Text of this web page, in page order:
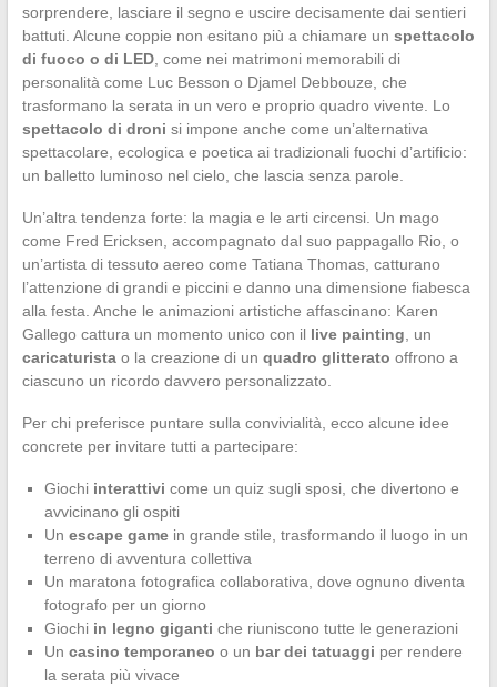
sorprendere, lasciare il segno e uscire decisamente dai sentieri
battuti. Alcune coppie non esitano più a chiamare un spettacolo
di fuoco o di LED, come nei matrimoni memorabili di
personalità come Luc Besson o Djamel Debbouze, che
trasformano la serata in un vero e proprio quadro vivente. Lo
spettacolo di droni si impone anche come un’alternativa
spettacolare, ecologica e poetica ai tradizionali fuochi d’artificio:
un balletto luminoso nel cielo, che lascia senza parole.
Un’altra tendenza forte: la magia e le arti circensi. Un mago
come Fred Ericksen, accompagnato dal suo pappagallo Rio, o
un’artista di tessuto aereo come Tatiana Thomas, catturano
l’attenzione di grandi e piccini e danno una dimensione fiabesca
alla festa. Anche le animazioni artistiche affascinano: Karen
Gallego cattura un momento unico con il live painting , un
caricaturistao la creazione di un quadro glitterato offrono a
ciascuno un ricordo davvero personalizzato.
Per chi preferisce puntare sulla convivialità, ecco alcune idee
concrete per invitare tutti a partecipare:
Giochi interattivi come un quiz sugli sposi, che divertono e
avvicinano gli ospiti
Un escape gamein grande stile, trasformando il luogo in un
terreno di avventura collettiva
Un maratona fotografica collaborativa, dove ognuno diventa
fotografo per un giorno
Giochi in legno giganti che riuniscono tutte le generazioni
Un casino temporaneo o un bar dei tatuaggi per rendere
la serata più vivace